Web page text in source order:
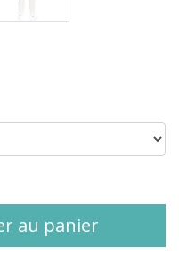
au panier